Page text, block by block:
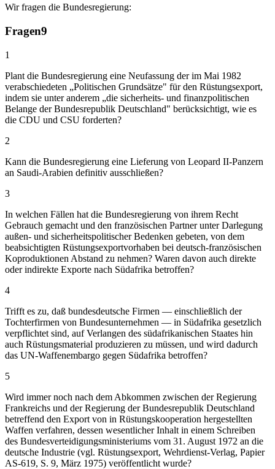
Wir fragen die Bundesregierung:
Fragen9
1
Plant die Bundesregierung eine Neufassung der im Mai 1982
verabschiedeten „Politischen Grundsätze" für den Rüstungsexport,
indem sie unter anderem „die sicherheits- und finanzpolitischen
Belange der Bundesrepublik Deutschland" berücksichtigt, wie es
die CDU und CSU forderten?
2
Kann die Bundesregierung eine Lieferung von Leopard II-Panzern
an Saudi-Arabien definitiv ausschließen?
3
In welchen Fällen hat die Bundesregierung von ihrem Recht
Gebrauch gemacht und den französischen Partner unter Darlegung
außen- und sicherheitspolitischer Bedenken gebeten, von dem
beabsichtigten Rüstungsexportvorhaben bei deutsch-französischen
Koproduktionen Abstand zu nehmen? Waren davon auch direkte
oder indirekte Exporte nach Südafrika betroffen?
4
Trifft es zu, daß bundesdeutsche Firmen — einschließlich der
Tochterfirmen von Bundesunternehmen — in Südafrika gesetzlich
verpflichtet sind, auf Verlangen des südafrikanischen Staates hin
auch Rüstungsmaterial produzieren zu müssen, und wird dadurch
das UN-Waffenembargo gegen Südafrika betroffen?
5
Wird immer noch nach dem Abkommen zwischen der Regierung
Frankreichs und der Regierung der Bundesrepublik Deutschland
betreffend den Export von in Rüstungskooperation hergestellten
Waffen verfahren, dessen wesentlicher Inhalt in einem Schreiben
des Bundesverteidigungsministeriums vom 31. August 1972 an die
deutsche Industrie (vgl. Rüstungsexport, Wehrdienst-Verlag, Papier
AS-619, S. 9, März 1975) veröffentlicht wurde?